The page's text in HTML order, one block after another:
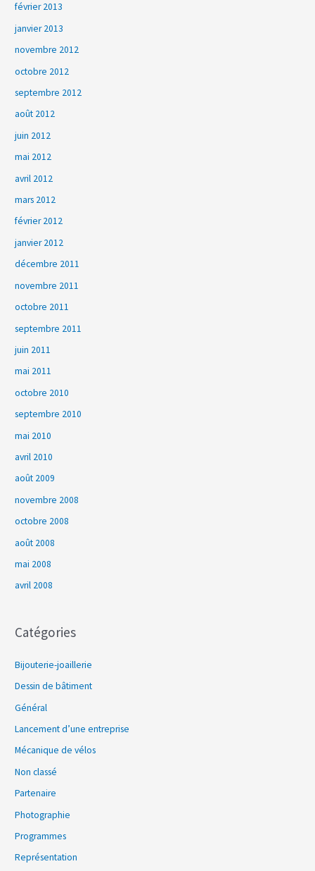
février 2013
janvier 2013
novembre 2012
octobre 2012
septembre 2012
août 2012
juin 2012
mai 2012
avril 2012
mars 2012
février 2012
janvier 2012
décembre 2011
novembre 2011
octobre 2011
septembre 2011
juin 2011
mai 2011
octobre 2010
septembre 2010
mai 2010
avril 2010
août 2009
novembre 2008
octobre 2008
août 2008
mai 2008
avril 2008
Catégories
Bijouterie-joaillerie
Dessin de bâtiment
Général
Lancement d’une entreprise
Mécanique de vélos
Non classé
Partenaire
Photographie
Programmes
Représentation